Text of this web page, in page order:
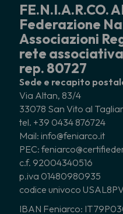
FE.N.I.A.R.CO.
Federazione
Associazioni
rete
rep. 80727
Sede e recapito
Via Altan, 83/4
33078 San Vito al
tel. +39 0434 876724
Mail: info@feniarco.it
PEC:
c.f. 92004340516
p.iva 01480980935
codice univoco
IBAN Feniarco: